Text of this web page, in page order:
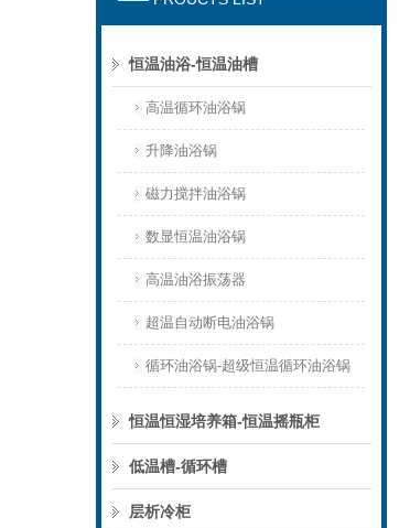
恒温油浴-恒温油槽
高温循环油浴锅
升降油浴锅
磁力搅拌油浴锅
数显恒温油浴锅
高温油浴振荡器
超温自动断电油浴锅
循环油浴锅-超级恒温循环油浴锅
恒温恒湿培养箱-恒温摇瓶柜
低温槽-循环槽
层析冷柜